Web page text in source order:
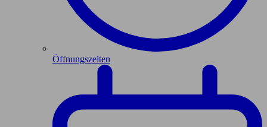
Öffnungszeiten